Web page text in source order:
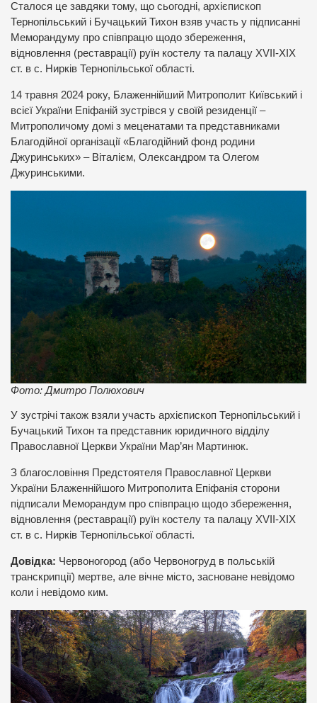
Сталося це завдяки тому, що сьогодні, архієпископ
Тернопільський і Бучацький Тихон взяв участь у підписанні
Меморандуму про співпрацю щодо збереження,
відновлення (реставрації) руїн костелу та палацу ХVІІ-ХІХ
ст. в с. Нирків Тернопільської області.
14 травня 2024 року, Блаженнійший Митрополит Київський і
всієї України Епіфаній зустрівся у своїй резиденції –
Митрополичому домі з меценатами та представниками
Благодійної організації «Благодійний фонд родини
Джуринських» – Віталієм, Олександром та Олегом
Джуринськими.
Фото: Дмитро Полюхович
У зустрічі також взяли участь архієпископ Тернопільський і
Бучацький Тихон та представник юридичного відділу
Православної Церкви України Мар’ян Мартинюк.
З благословіння Предстоятеля Православної Церкви
України Блаженнійшого Митрополита Епіфанія сторони
підписали Меморандум про співпрацю щодо збереження,
відновлення (реставрації) руїн костелу та палацу ХVІІ-ХІХ
ст. в с. Нирків Тернопільської області.
Довідка: Червоногород (або Червоногруд в польській
транскрипції) мертве, але вічне місто, засноване невідомо
коли і невідомо ким.